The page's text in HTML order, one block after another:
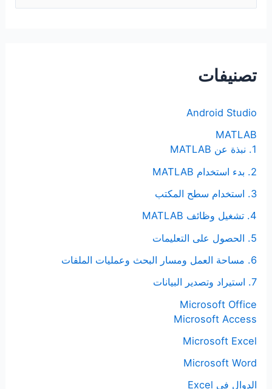
ع
تصنيفات
Android Studio
MATLAB
1. نبذة عن MATLAB
2. بدء استخدام MATLAB
3. استخدام سطح المكتب
4. تشغيل وظائف MATLAB
5. الحصول على التعليمات
6. مساحة العمل ومسار البحث وعمليات الملفات
7. استيراد وتصدير البيانات
Microsoft Office
Microsoft Access
Microsoft Excel
Microsoft Word
الدوال في Excel